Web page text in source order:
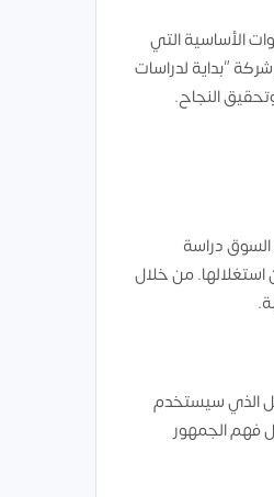
الأساسية التي
“بداية لدراسات
النجاح.
دراسة
استغلالها. من خلال
الذي سيستخدم
فهم الجمهور